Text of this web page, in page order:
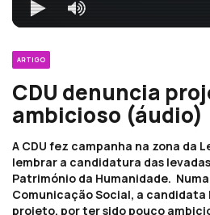
ARTIGO
CDU denuncia
ambicioso (áudio)
A CDU fez campanha na zona da
lembrar a candidatura das
Património da Humanidade.
Comunicação Social, a
projeto, por ter sido pouco